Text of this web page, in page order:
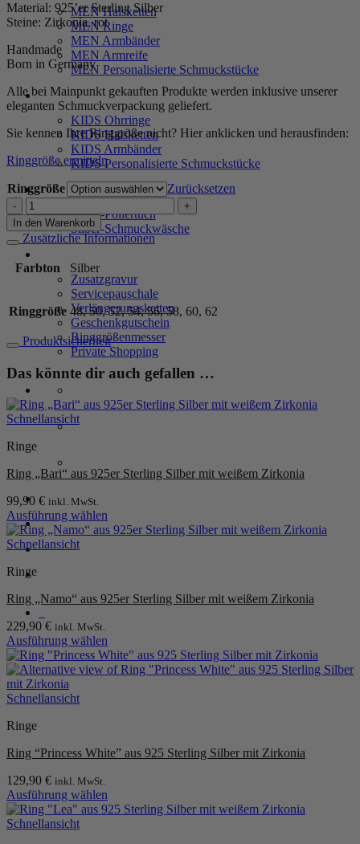
MEN Halsketten
MEN Ringe
MEN Armbänder
MEN Armreife
MEN Personalisierte Schmuckstücke
KIDS
KIDS Ohrringe
KIDS Halsketten
KIDS Armbänder
KIDS Personalisierte Schmuckstücke
PRODUKTPFLEGE
Silber-Poliertuch
Silber-Schmuckwäsche
Zusatzgravur
Servicepauschale
Verlängerungsketten
Geschenkgutschein
Ringgrößenmesser
Private Shopping
Anmelden / Registrieren
Warenkorb /
Material: 925’er Sterling Silber
Steine: Zirkonia, rot
Handmade
Born in Germany
Alle bei Mainpunkt gekauften Produkte werden inklusive unserer
eleganten Schmuckverpackung geliefert.
Sie kennen Ihre Ringgröße nicht? Hier anklicken und herausfinden:
Ringgröße ermitteln
Ringgröße
Zurücksetzen
Ring
"Senta"
aus
925er
Sterling
Silber
rotem
Zirkonia
Menge
In den Warenkorb
Zusätzliche Informationen
Farbton Silber
Ringgröße 48, 50, 52, 54, 56, 58, 60, 62
Produktsicherheit
Das könnte dir auch gefallen …
Schnellansicht
Ringe
Ring „Bari“ aus 925er Sterling Silber mit weißem Zirkonia
99,90 € inkl. MwSt.
Ausführung wählen
Dieses
Produkt
mehrere
auf.
Optionen
können
auf
der
Produktseite
gewählt
Schnellansicht
Ringe
Ring „Namo“ aus 925er Sterling Silber mit weißem Zirkonia
229,90 € inkl. MwSt.
Ausführung wählen
Dieses
Produkt
weist
mehrere
auf.
Optionen
auf
der
Produktseite
gewählt
Schnellansicht
Ringe
Ring “Princess White” aus 925 Sterling Silber mit Zirkonia
129,90 € inkl. MwSt.
Ausführung wählen
Dieses
Produkt
Schnellansicht